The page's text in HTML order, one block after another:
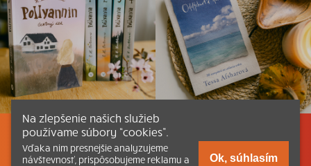
Listovať Obsah Dokumenty a články
Na zlepšenie našich služieb
používame súbory “cookies”.
Vďaka nim presnejšie analyzujeme
návštevnosť, prispôsobujeme reklamu a
Ok, súhlasím